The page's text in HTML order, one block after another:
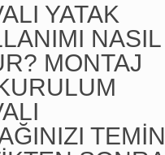
YATAK
NASIL
MONTAJ
TEMİN